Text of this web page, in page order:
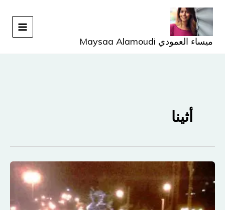
تخطي
المحتوى
ميساء العمودي Maysaa Alamoudi
أثينا